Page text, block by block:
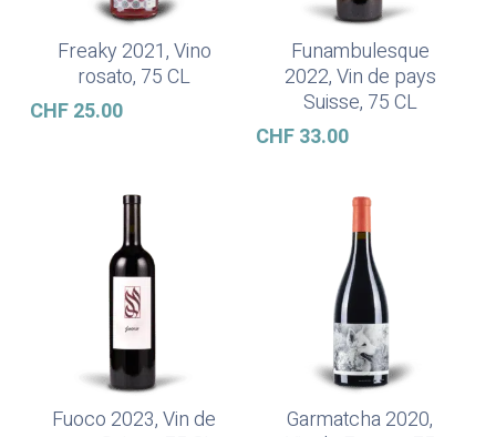
Ajouter Au Panier
Freaky 2021, Vino
rosato, 75 CL
CHF25.00
Ajouter Au Panier
Funambulesque
2022, Vin de pays
Suisse, 75 CL
CHF33.00
Ajouter Au Panier
Fuoco 2023, Vin de
Ajouter Au Panier
Garmatcha 2020,